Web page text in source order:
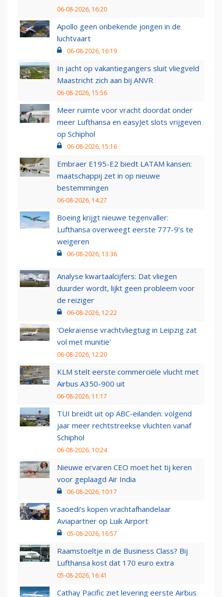
06-08-2026, 16:20
Apollo geen onbekende jongen in de
luchtvaart
06-08-2026, 16:19
In jacht op vakantiegangers sluit vliegveld
Maastricht zich aan bij ANVR
06-08-2026, 15:56
Meer ruimte voor vracht doordat onder
meer Lufthansa en easyJet slots vrijgeven
op Schiphol
06-08-2026, 15:16
Embraer E195-E2 biedt LATAM kansen:
maatschappij zet in op nieuwe
bestemmingen
06-08-2026, 14:27
Boeing krijgt nieuwe tegenvaller:
Lufthansa overweegt eerste 777-9’s te
weigeren
06-08-2026, 13:36
Analyse kwartaalcijfers: Dat vliegen
duurder wordt, lijkt geen probleem voor
de reiziger
06-08-2026, 12:22
'Oekraïense vrachtvliegtuig in Leipzig zat
vol met munitie'
06-08-2026, 12:20
KLM stelt eerste commerciële vlucht met
Airbus A350-900 uit
06-08-2026, 11:17
TUI breidt uit op ABC-eilanden: volgend
jaar meer rechtstreekse vluchten vanaf
Schiphol
06-08-2026, 10:24
Nieuwe ervaren CEO moet het tij keren
voor geplaagd Air India
06-08-2026, 10:17
Saoedi’s kopen vrachtafhandelaar
Aviapartner op Luik Airport
05-08-2026, 16:57
Raamstoeltje in de Business Class? Bij
Lufthansa kost dat 170 euro extra
05-08-2026, 16:41
Cathay Pacific ziet levering eerste Airbus